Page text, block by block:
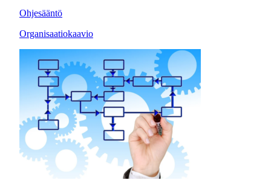
Ohjesääntö
Organisaatiokaavio